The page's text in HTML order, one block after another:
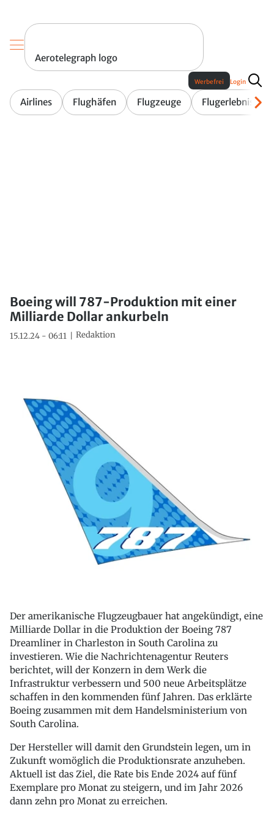
Aerotelegraph logo
Airlines Flughäfen Flugzeuge Flugerlebnis
Werbefrei Login
Boeing will 787-Produktion mit einer
Milliarde Dollar ankurbeln
15.12.24 - 06:11 Redaktion
Der amerikanische Flugzeugbauer hat angekündigt, eine
Milliarde Dollar in die Produktion der Boeing 787
Dreamliner in Charleston in South Carolina zu
investieren. Wie die Nachrichtenagentur Reuters
berichtet, will der Konzern in dem Werk die
Infrastruktur verbessern und 500 neue Arbeitsplätze
schaffen in den kommenden fünf Jahren. Das erklärte
Boeing zusammen mit dem Handelsministerium von
South Carolina.
Der Hersteller will damit den Grundstein legen, um in
Zukunft womöglich die Produktionsrate anzuheben.
Aktuell ist das Ziel, die Rate bis Ende 2024 auf fünf
Exemplare pro Monat zu steigern, und im Jahr 2026
dann zehn pro Monat zu erreichen.